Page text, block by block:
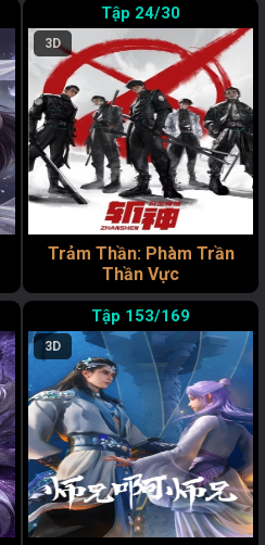
24/30
3D
Trảm Thần: Phàm Trần
Thần Vực
153/169
3D